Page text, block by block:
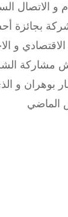
و الاتصال
بجائزة
و
مشاركة
بوهران و